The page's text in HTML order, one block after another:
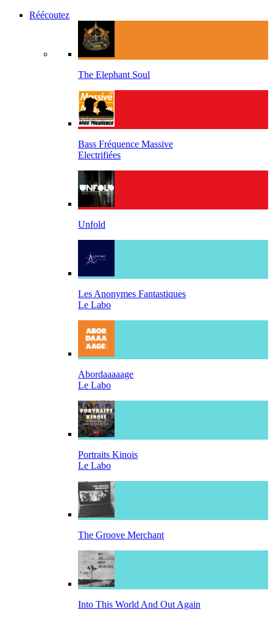
Réécoutez
The Elephant Soul
Bass Fréquence Massive
Electrifiées
Unfold
Les Anonymes Fantastiques
Le Labo
Abordaaaaage
Le Labo
Portraits Kinois
Le Labo
The Groove Merchant
Into This World And Out Again